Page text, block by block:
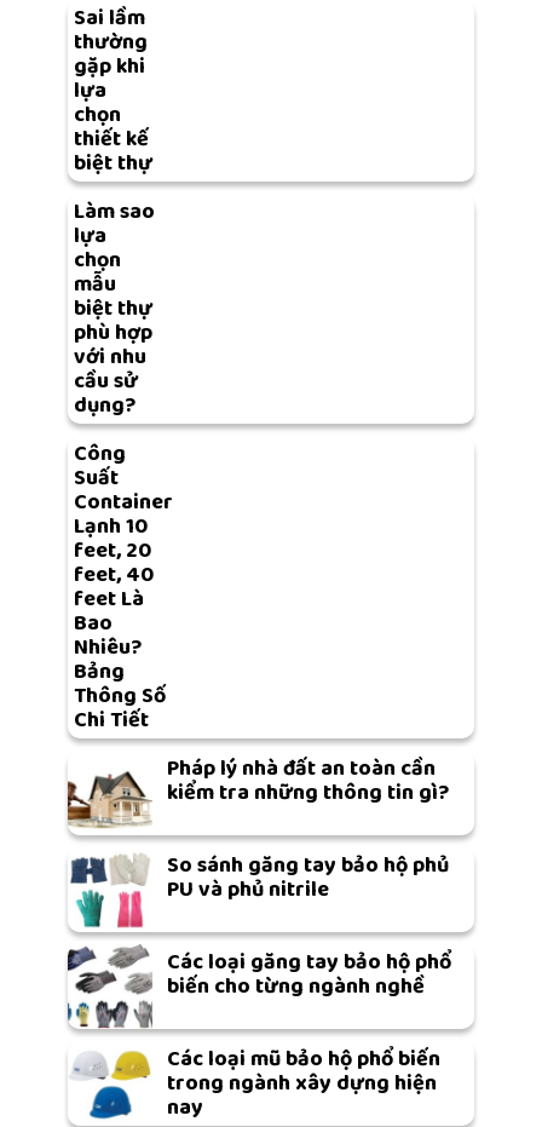
Sai lầm
thường
gặp khi
lựa
chọn
thiết kế
biệt thự
Làm sao
lựa
chọn
mẫu
biệt thự
phù hợp
với nhu
cầu sử
dụng?
Công
Suất
Container
Lạnh 10
feet, 20
feet, 40
feet Là
Bao
Nhiêu?
Bảng
Thông Số
Chi Tiết
Pháp lý nhà đất an toàn cần
kiểm tra những thông tin gì?
So sánh găng tay bảo hộ phủ
PU và phủ nitrile
Các loại găng tay bảo hộ phổ
biến cho từng ngành nghề
Các loại mũ bảo hộ phổ biến
trong ngành xây dựng hiện
nay